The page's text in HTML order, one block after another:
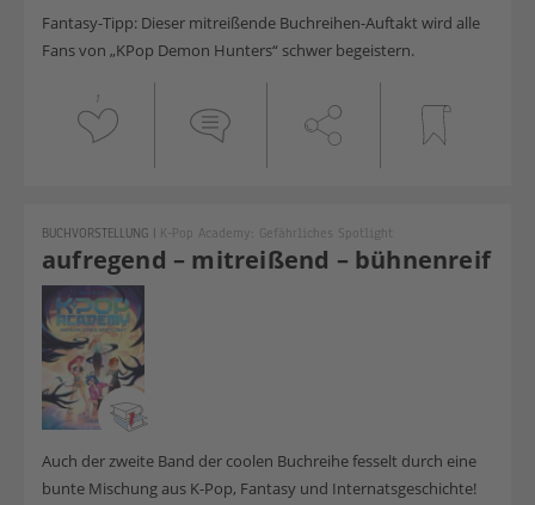
Fantasy-Tipp: Dieser mitreißende Buchreihen-Auftakt wird alle
Fans von „KPop Demon Hunters“ schwer begeistern.
1
aufregend – mitreißend – bühnenreif
BUCHVORSTELLUNG | K-Pop Academy: Gefährliches Spotlight
Auch der zweite Band der coolen Buchreihe fesselt durch eine
bunte Mischung aus K-Pop, Fantasy und Internatsgeschichte!